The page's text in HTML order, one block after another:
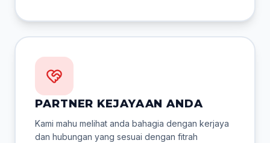
PARTNER KEJAYAAN ANDA
Kami mahu melihat anda bahagia dengan kerjaya
dan hubungan yang sesuai dengan fitrah